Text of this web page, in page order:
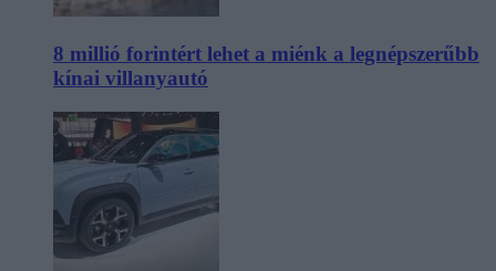
8 millió forintért lehet a miénk a legnépszerűbb
kínai villanyautó